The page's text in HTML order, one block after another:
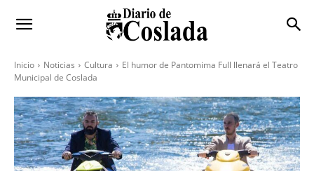
Inicio Noticias Cultura
El humor de Pantomima Full llenará el Teatro
Municipal de Coslada